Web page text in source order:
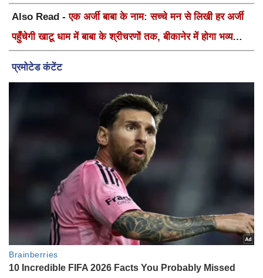
Also Read -एक अर्जी बाबा के नाम: सच्चे मन से लिखी हर अर्जी
पहुँचेगी खाटू धाम में बाबा के श्रीचरणों तक, बीकानेर में होगा भव्य